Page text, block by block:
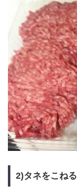
2)タネをこねる